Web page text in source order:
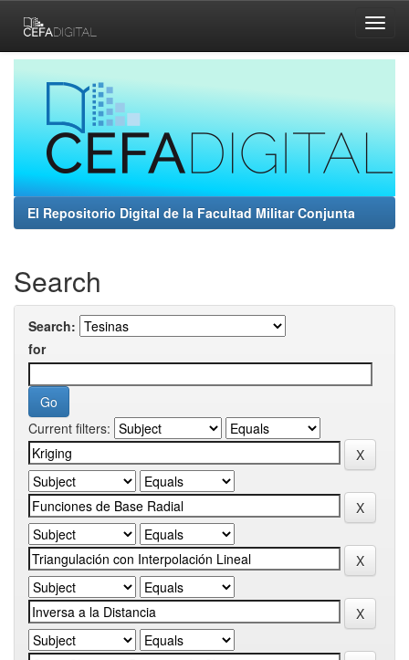
navigation
El Repositorio Digital de la Facultad Militar Conjunta
Search
Search:
for
Current filters: